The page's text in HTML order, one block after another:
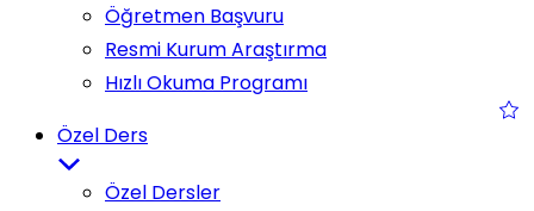
Öğretmen Başvuru
Resmi Kurum Araştırma
Hızlı Okuma Programı
Özel Ders
Özel Dersler